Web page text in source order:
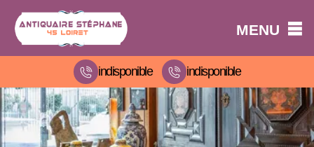
MENU
indisponible indisponible